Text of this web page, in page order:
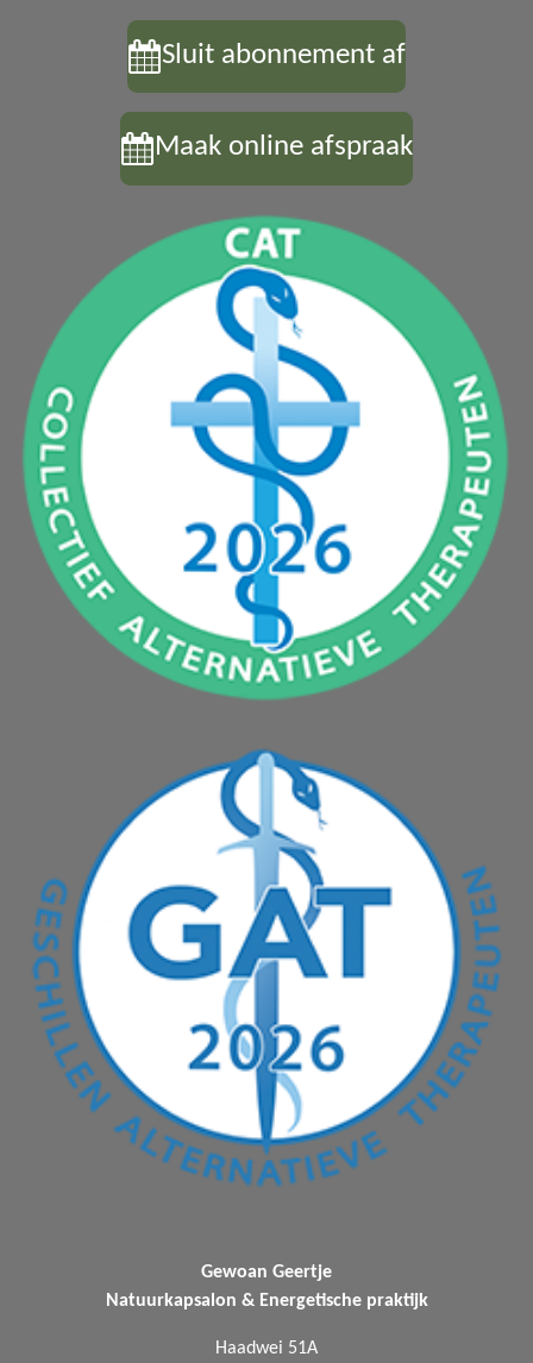
Sluit abonnement af
Maak online afspraak
Gewoan Geertje
Natuurkapsalon & Energetische praktijk
Haadwei 51A